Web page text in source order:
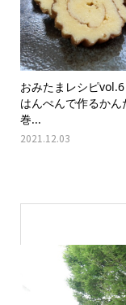
おみたまレシピ
はんぺんで作るかん
巻...
2021.12.03